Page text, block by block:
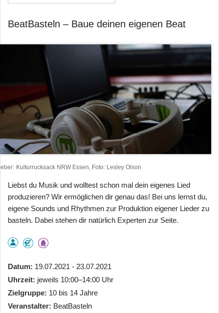
BeatBasteln – Baue deinen eigenen Beat
Kulturrucksack NRW Essen, Foto: Lesley Olson
Liebst du Musik und wolltest schon mal dein eigenes Lied
produzieren? Wir ermöglichen dir genau das! Bei uns lernst du,
eigene Sounds und Rhythmen zur Produktion eigener Lieder zu
basteln. Dabei stehen dir natürlich Experten zur Seite.
Datum 19.07.2021 - 23.07.2021
Uhrzeit jeweils 10:00–14:00 Uhr
Zielgruppe 10 bis 14 Jahre
Veranstalter BeatBasteln